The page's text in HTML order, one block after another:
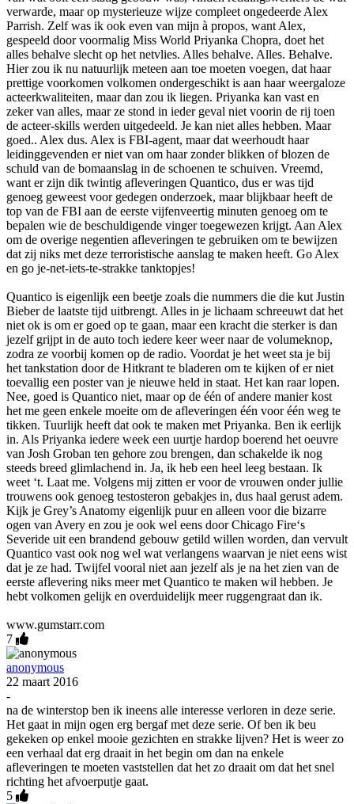
verwarde, maar op mysterieuze wijze compleet ongedeerde Alex
Parrish. Zelf was ik ook even van mijn à propos, want Alex,
gespeeld door voormalig Miss World Priyanka Chopra, doet het
alles behalve slecht op het netvlies. Alles behalve. Alles. Behalve.
Hier zou ik nu natuurlijk meteen aan toe moeten voegen, dat haar
prettige voorkomen volkomen ondergeschikt is aan haar weergaloze
acteerkwaliteiten, maar dan zou ik liegen. Priyanka kan vast en
zeker van alles, maar ze stond in ieder geval niet voorin de rij toen
de acteer-skills werden uitgedeeld. Je kan niet alles hebben. Maar
goed.. Alex dus. Alex is FBI-agent, maar dat weerhoudt haar
leidinggevenden er niet van om haar zonder blikken of blozen de
schuld van de bomaanslag in de schoenen te schuiven. Vreemd,
want er zijn dik twintig afleveringen Quantico, dus er was tijd
genoeg geweest voor gedegen onderzoek, maar blijkbaar heeft de
top van de FBI aan de eerste vijfenveertig minuten genoeg om te
bepalen wie de beschuldigende vinger toegewezen krijgt. Aan Alex
om de overige negentien afleveringen te gebruiken om te bewijzen
dat zij niks met deze terroristische aanslag te maken heeft. Go Alex
en go je-net-iets-te-strakke tanktopjes!
Quantico is eigenlijk een beetje zoals die nummers die die kut Justin
Bieber de laatste tijd uitbrengt. Alles in je lichaam schreeuwt dat het
niet ok is om er goed op te gaan, maar een kracht die sterker is dan
jezelf grijpt in de auto toch iedere keer weer naar de volumeknop,
zodra ze voorbij komen op de radio. Voordat je het weet sta je bij
het tankstation door de Hitkrant te bladeren om te kijken of er niet
toevallig een poster van je nieuwe held in staat. Het kan raar lopen.
Nee, goed is Quantico niet, maar op de één of andere manier kost
het me geen enkele moeite om de afleveringen één voor één weg te
tikken. Tuurlijk heeft dat ook te maken met Priyanka. Ben ik eerlijk
in. Als Priyanka iedere week een uurtje hardop boerend het oeuvre
van Josh Groban ten gehore zou brengen, dan schakelde ik nog
steeds breed glimlachend in. Ja, ik heb een heel leeg bestaan. Ik
weet ‘t. Laat me. Volgens mij zitten er voor de vrouwen onder jullie
trouwens ook genoeg testosteron gebakjes in, dus haal gerust adem.
Kijk je Grey’s Anatomy eigenlijk puur en alleen voor die bizarre
ogen van Avery en zou je ook wel eens door Chicago Fire‘s
Severide uit een brandend gebouw getild willen worden, dan vervult
Quantico vast ook nog wel wat verlangens waarvan je niet eens wist
dat je ze had. Twijfel vooral niet aan jezelf als je na het zien van de
eerste aflevering niks meer met Quantico te maken wil hebben. Je
hebt volkomen gelijk en overduidelijk meer ruggengraat dan ik.
www.gumstarr.com
7
anonymous
22 maart 2016
-
na de winterstop ben ik ineens alle interesse verloren in deze serie.
Het gaat in mijn ogen erg bergaf met deze serie. Of ben ik beu
gekeken op enkel mooie gezichten en strakke lijven? Het is weer zo
een verhaal dat erg draait in het begin om dan na enkele
afleveringen te moeten vaststellen dat het zo draait om dat het snel
richting het afvoerputje gaat.
5